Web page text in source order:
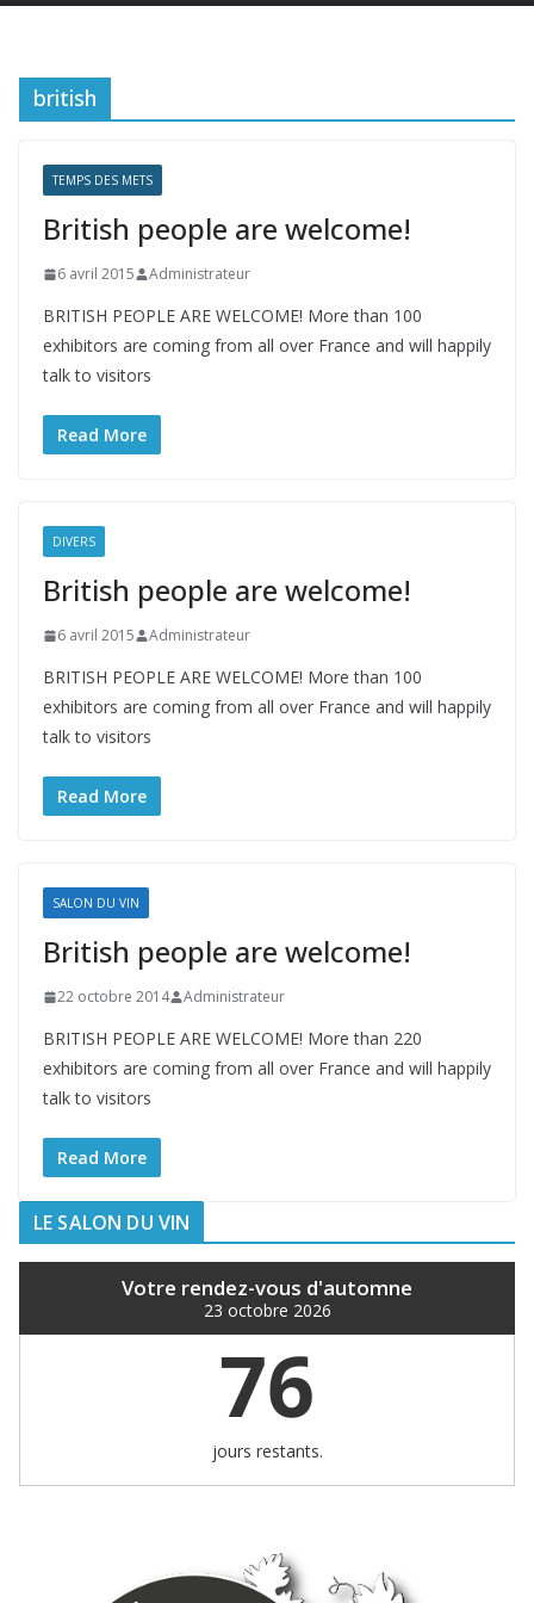
british
TEMPS DES METS
British people are welcome!
6 avril 2015 Administrateur
BRITISH PEOPLE ARE WELCOME! More than 100
exhibitors are coming from all over France and will happily
talk to visitors
Read More
DIVERS
British people are welcome!
6 avril 2015 Administrateur
BRITISH PEOPLE ARE WELCOME! More than 100
exhibitors are coming from all over France and will happily
talk to visitors
Read More
SALON DU VIN
British people are welcome!
22 octobre 2014 Administrateur
BRITISH PEOPLE ARE WELCOME! More than 220
exhibitors are coming from all over France and will happily
talk to visitors
Read More
LE SALON DU VIN
Votre rendez-vous d'automne
23 octobre 2026
76
jours restants.